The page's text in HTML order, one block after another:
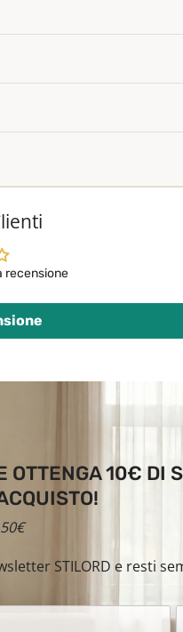
recensione
OTTENGA 10€ DI
STILORD e resti